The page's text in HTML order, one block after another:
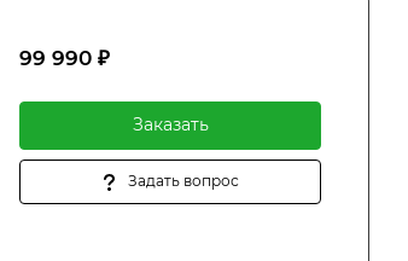
99 990 ₽
Заказать
Задать вопрос